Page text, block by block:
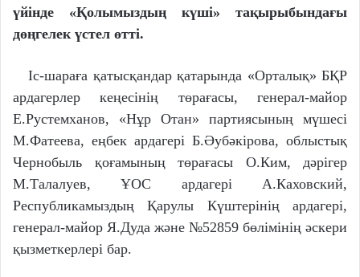
үйінде «Қолымыздың күші» тақырыбындағы
дөңгелек үстел өтті.
Іс-шараға қатысқандар қатарында «Орталық» БҚР
ардагерлер кеңесінің төрағасы, генерал-майор
Е.Рустемханов, «Нұр Отан» партиясының мүшесі
М.Фатеева, еңбек ардагері Б.Әубәкірова, облыстық
Чернобыль қоғамының төрағасы О.Ким, дәрігер
М.Талалуев, ҰОС ардагері А.Каховский,
Республикамыздың Қарулы Күштерінің ардагері,
генерал-майор Я.Дуда және №52859 бөлімінің әскери
қызметкерлері бар.